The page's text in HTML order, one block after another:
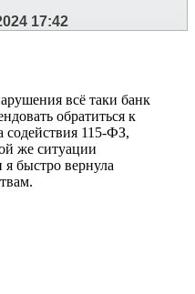
17:42
всё таки банк
обратиться к
содействия 115-ФЗ,
же ситуации
быстро вернула